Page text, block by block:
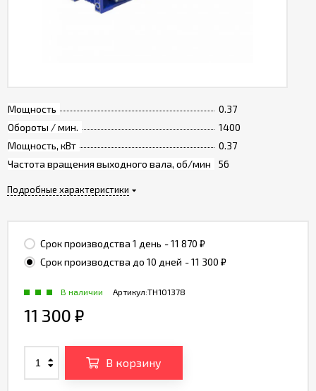
Мощность
0.37
Обороты / мин.
1400
Мощность, кВт
0.37
Частота вращения выходного вала, об/мин
56
Подробные характеристики
Срок производства 1 день - 11 870 ₽
Срок производства до 10 дней - 11 300 ₽
Артикул:TH101378
В наличии
11 300 ₽
В корзину